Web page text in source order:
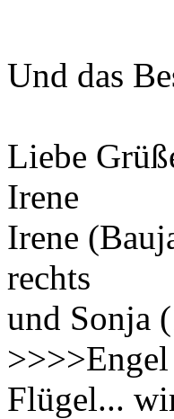
Und das
Liebe
Irene
Irene
rechts
und Sonja
Flügel...